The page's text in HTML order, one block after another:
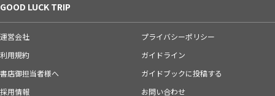
GOOD LUCK TRIP
運営会社
プライバシーポリシー
利用規約
ガイドライン
書店御担当者様へ
ガイドブックに投稿する
採用情報
お問い合わせ